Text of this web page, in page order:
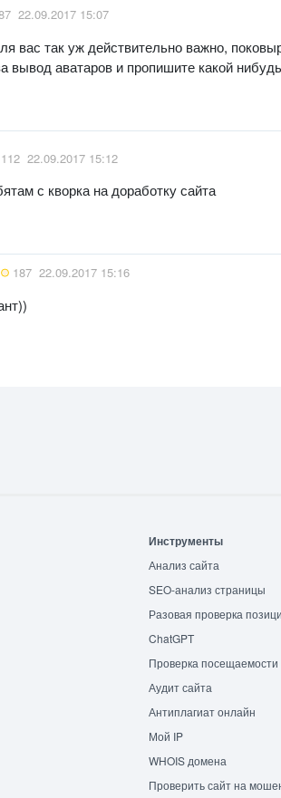
22.09.2017 15:07
вас так уж действительно важно,
вывод аватаров и пропишите какой
112 22.09.2017 15:12
с кворка на доработку сайта
187 22.09.2017 15:16
Инструменты
Анализ сайта
SEO-анализ страницы
Разовая проверка
ChatGPT
Проверка посещаемости
Аудит сайта
Антиплагиат онлайн
Мой IP
WHOIS домена
Проверить сайт на